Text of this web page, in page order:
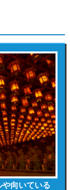
向いている